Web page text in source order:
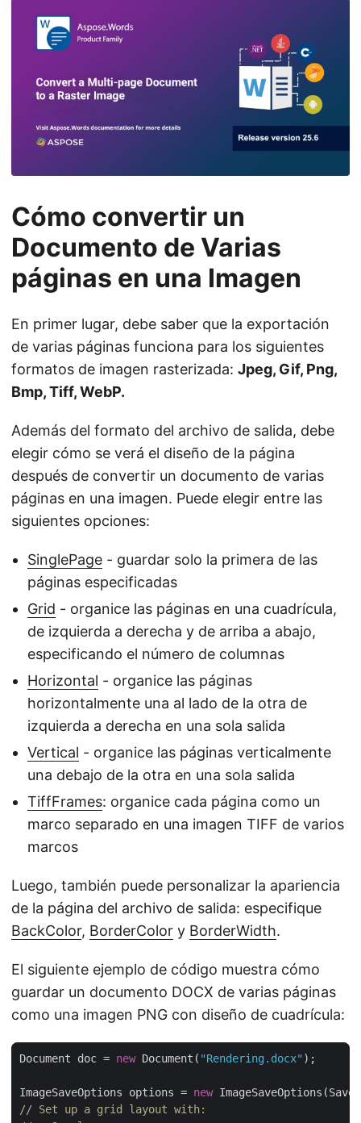
Cómo convertir un
Documento de Varias
páginas en una Imagen
En primer lugar, debe saber que la exportación
de varias páginas funciona para los siguientes
formatos de imagen rasterizada: Jpeg, Gif, Png,
Bmp, Tiff, WebP.
Además del formato del archivo de salida, debe
elegir cómo se verá el diseño de la página
después de convertir un documento de varias
páginas en una imagen. Puede elegir entre las
siguientes opciones:
SinglePage - guardar solo la primera de las
páginas especificadas
Grid - organice las páginas en una cuadrícula,
de izquierda a derecha y de arriba a abajo,
especificando el número de columnas
Horizontal - organice las páginas
horizontalmente una al lado de la otra de
izquierda a derecha en una sola salida
Vertical - organice las páginas verticalmente
una debajo de la otra en una sola salida
TiffFrames: organice cada página como un
marco separado en una imagen TIFF de varios
marcos
Luego, también puede personalizar la apariencia
de la página del archivo de salida: especifique
BackColor, BorderColor y BorderWidth.
El siguiente ejemplo de código muestra cómo
guardar un documento DOCX de varias páginas
como una imagen PNG con diseño de cuadrícula:
Document doc = new Document( "Rendering.docx"
ImageSaveOptions options = new
// Set up a grid layout with: